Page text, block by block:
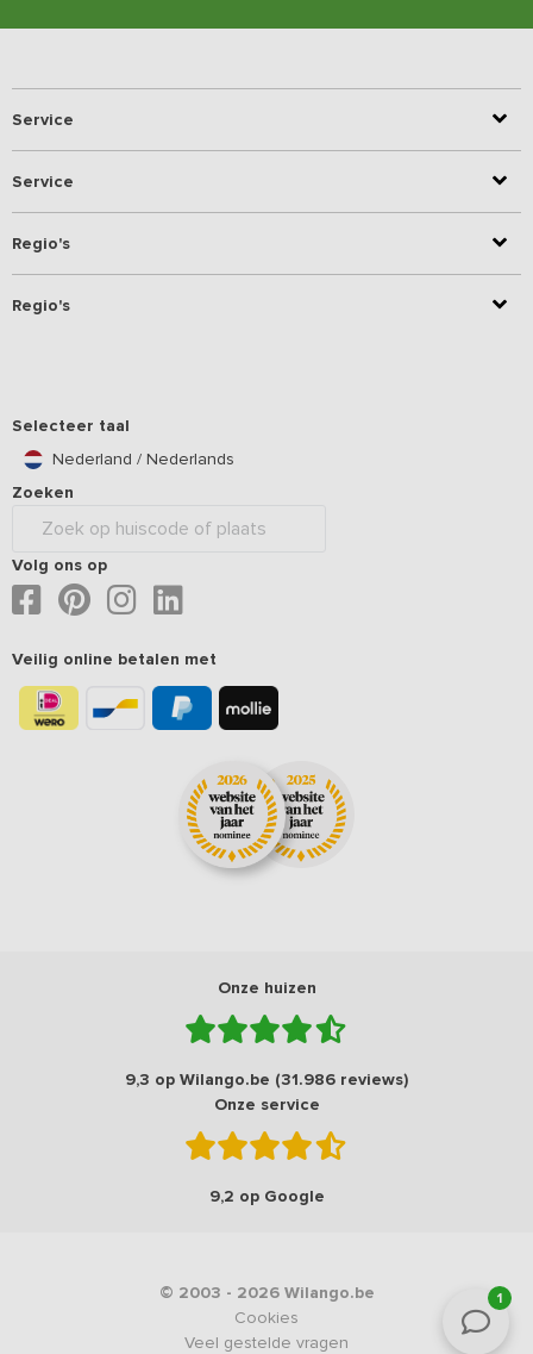
1
Service
Service
Regio's
Regio's
Selecteer taal
Nederland / Nederlands
Zoeken
Volg ons op
Veilig online betalen met
Onze huizen
9,3 op Wilango.be (31.986 reviews)
Onze service
9,2 op Google
© 2003 - 2026 Wilango.be
Cookies
Veel gestelde vragen